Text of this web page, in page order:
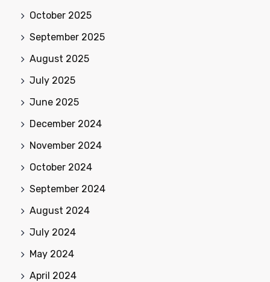
October 2025
September 2025
August 2025
July 2025
June 2025
December 2024
November 2024
October 2024
September 2024
August 2024
July 2024
May 2024
April 2024